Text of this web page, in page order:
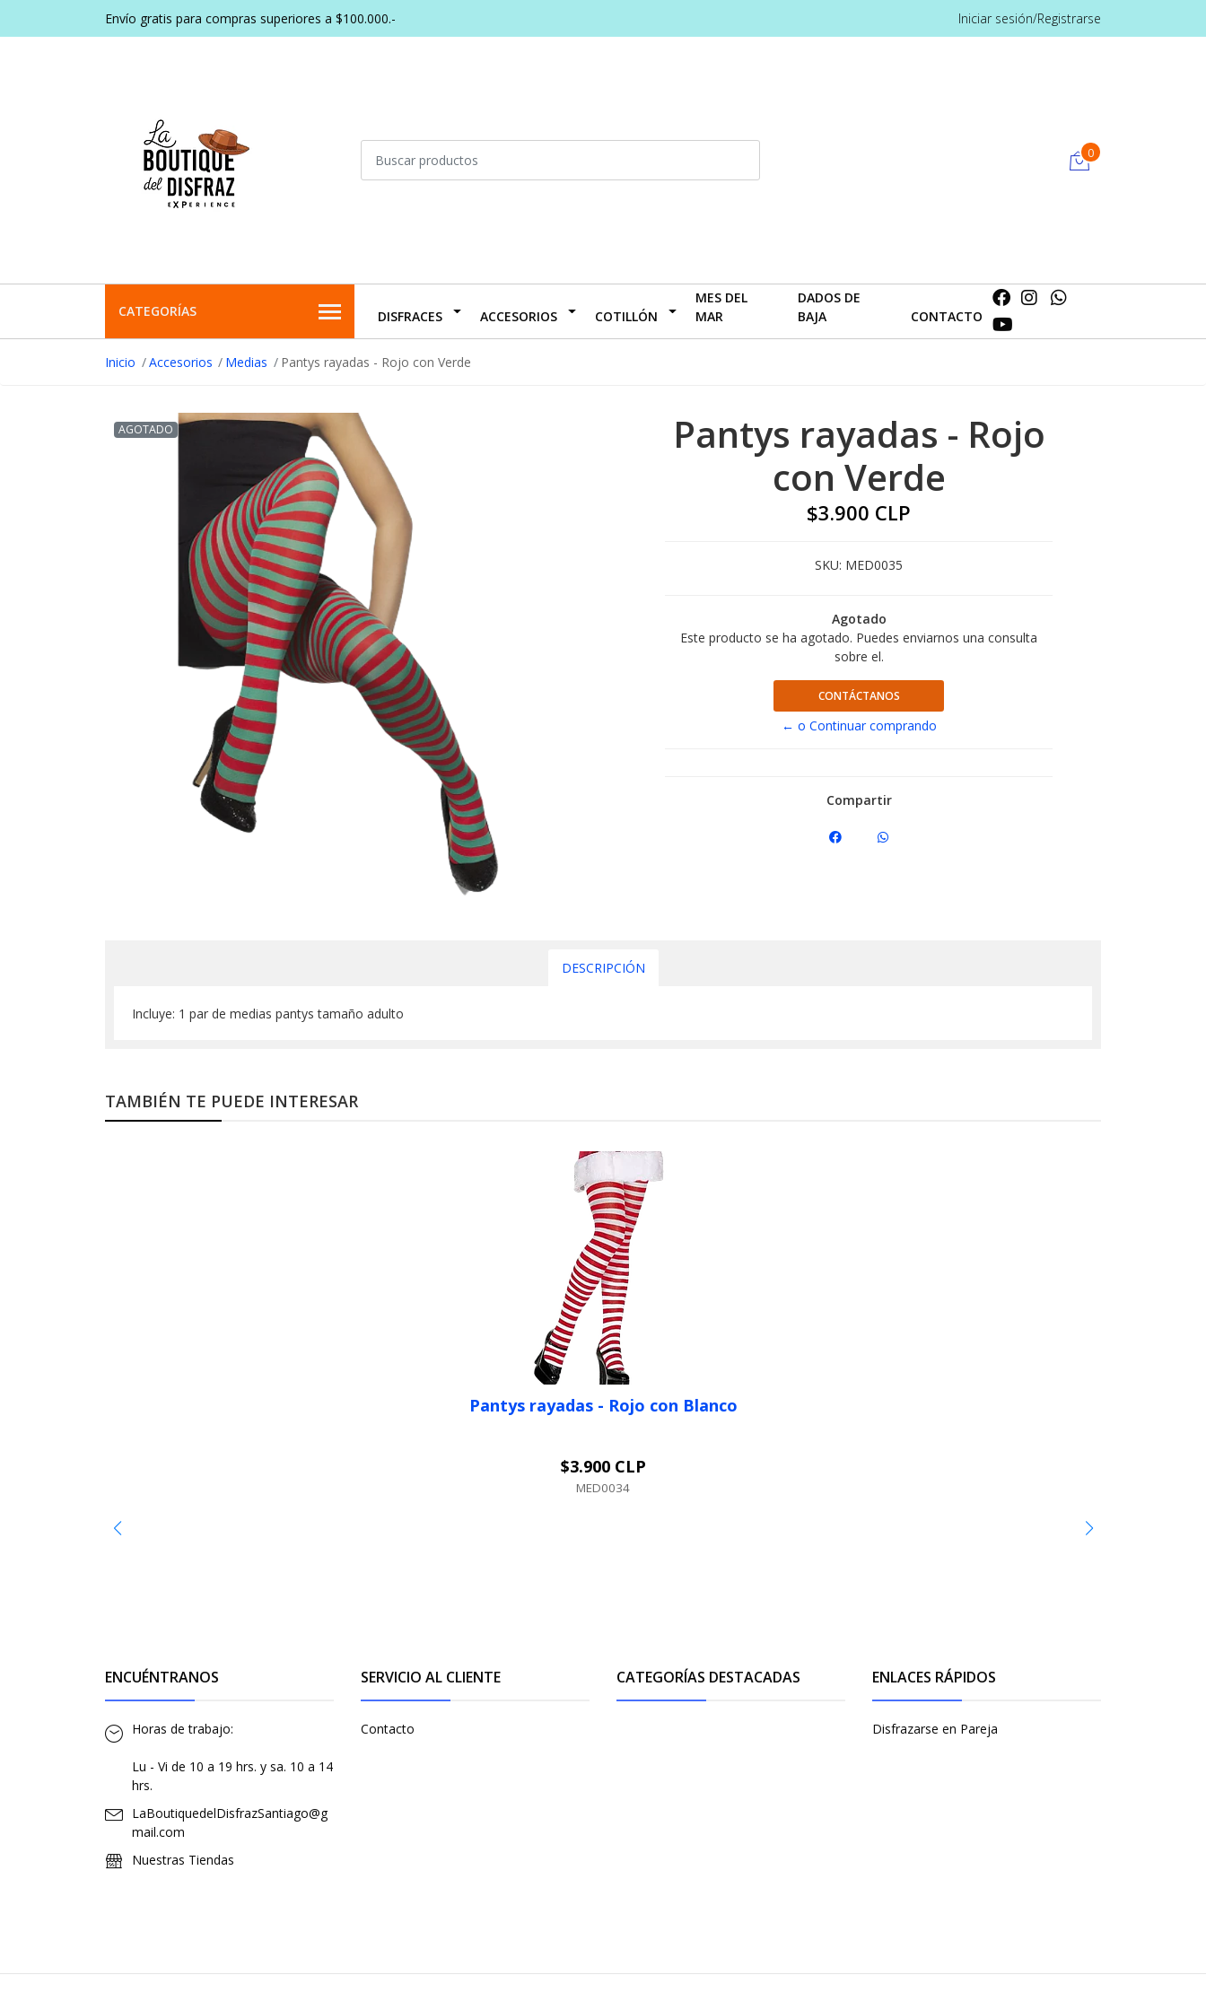
Envío gratis para compras superiores a $100.000.- Iniciar sesión/Registrarse
0
CATEGORÍAS DISFRACES ACCESORIOS COTILLÓN
MES DEL
MAR
DADOS DE
BAJA
CONTACTO
Inicio Accesorios Medias Pantys rayadas - Rojo con Verde
AGOTADO
Pantys rayadas - Rojo
con Verde
$3.900 CLP
SKU: MED0035
Agotado
Este producto se ha agotado. Puedes enviarnos una consulta
sobre el.
CONTÁCTANOS
← o Continuar comprando
Compartir
DESCRIPCIÓN
Incluye: 1 par de medias pantys tamaño adulto
TAMBIÉN TE PUEDE INTERESAR
Pantys rayadas - Rojo con Blanco
$3.900 CLP
MED0034
ENCUÉNTRANOS
Horas de trabajo:
Lu - Vi de 10 a 19 hrs. y sa. 10 a 14
hrs.
LaBoutiquedelDisfrazSantiago@g
mail.com
Nuestras Tiendas
SERVICIO AL CLIENTE
Contacto
CATEGORÍAS DESTACADAS ENLACES RÁPIDOS
Disfrazarse en Pareja